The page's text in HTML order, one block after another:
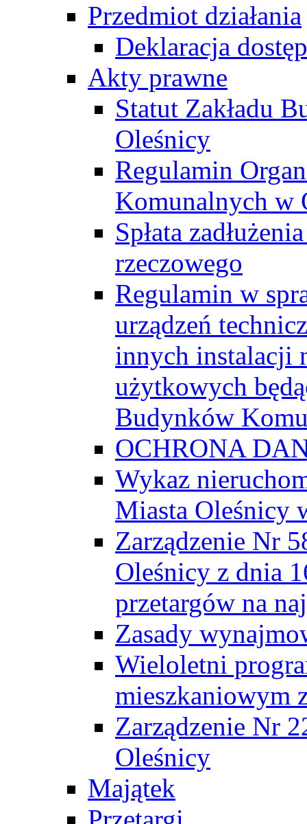
Przedmiot działania
Deklaracja
Akty prawne
Statut Zakładu
Oleśnicy
Regulamin
Komunalnych w
Spłata
rzeczowego
Regulamin w
urządzeń
innych instalacji
użytkowych
Budynków
OCHRONA
Wykaz
Miasta Oleśnicy
Zarządzenie Nr
Oleśnicy z dnia
przetargów na
Zasady
Wieloletni
mieszkaniowym
Zarządzenie Nr
Oleśnicy
Majątek